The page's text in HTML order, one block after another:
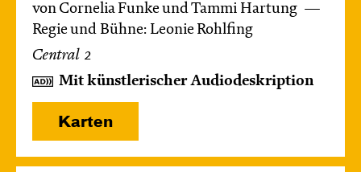
von Cornelia Funke und Tammi Hartung
Regie und Bühne: Leonie Rohlfing
Central 2
Mit künstlerischer Audiodeskription
Karten